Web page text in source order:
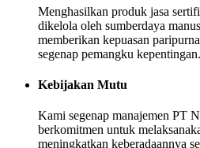
Menghasilkan produk jasa
dikelola oleh sumberdaya
memberikan kepuasan
segenap pemangku kepentingan.
Kebijakan Mutu
Kami segenap manajemen PT
berkomitmen untuk
meningkatkan keberadaannya